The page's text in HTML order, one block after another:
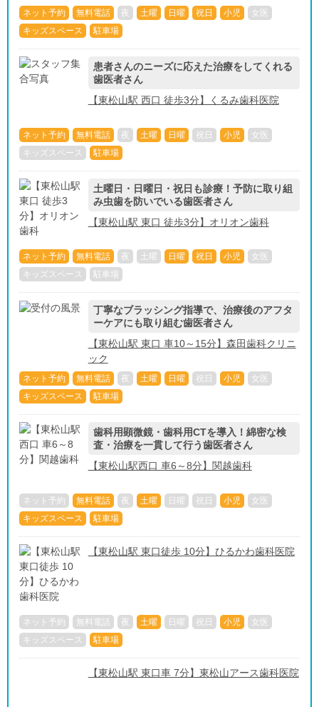
ネット予約 無料電話 夜 土曜 日曜 祝日 小児
女医
キッズスペース
駐車場
患者さんのニーズに応えた治療をしてくれる
歯医者さん
【東松山駅 西口 徒歩3分】くるみ歯科医院
ネット予約 無料電話 夜 土曜 日曜 祝日 小児
女医
キッズスペース
駐車場
土曜日・日曜日・祝日も診療！予防に取り組
み虫歯を防いでいる歯医者さん
【東松山駅 東口 徒歩3分】オリオン歯科
ネット予約 無料電話 夜 土曜 日曜 祝日 小児
女医
キッズスペース
駐車場
丁寧なブラッシング指導で、治療後のアフタ
ーケアにも取り組む歯医者さん
【東松山駅 東口 車10～15分】森田歯科クリニ
ック
ネット予約 無料電話 夜 土曜 日曜 祝日 小児
女医
キッズスペース
駐車場
歯科用顕微鏡・歯科用CTを導入！綿密な検
査・治療を一貫して行う歯医者さん
【東松山駅西口 車6～8分】関越歯科
ネット予約 無料電話 夜 土曜 日曜 祝日 小児
女医
キッズスペース
駐車場
【東松山駅 東口徒歩 10分】ひるかわ歯科医院
ネット予約 無料電話 夜 土曜 日曜 祝日 小児
女医
キッズスペース
駐車場
【東松山駅 東口車 7分】東松山アース歯科医院